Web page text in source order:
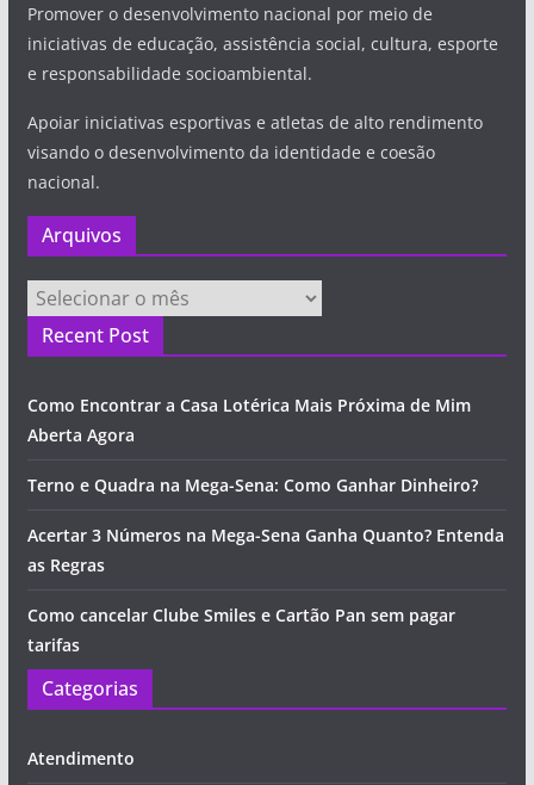
Promover o desenvolvimento nacional por meio de
iniciativas de educação, assistência social, cultura, esporte
e responsabilidade socioambiental.
Apoiar iniciativas esportivas e atletas de alto rendimento
visando o desenvolvimento da identidade e coesão
nacional.
Arquivos
Arquivos
Recent Post
Como Encontrar a Casa Lotérica Mais Próxima de Mim
Aberta Agora
Terno e Quadra na Mega-Sena: Como Ganhar Dinheiro?
Acertar 3 Números na Mega-Sena Ganha Quanto? Entenda
as Regras
Como cancelar Clube Smiles e Cartão Pan sem pagar
tarifas
Categorias
Atendimento